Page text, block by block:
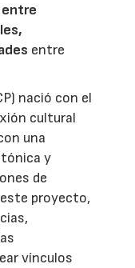
entre
entre
nació con el
cultural
una
y
de
proyecto,
vínculos